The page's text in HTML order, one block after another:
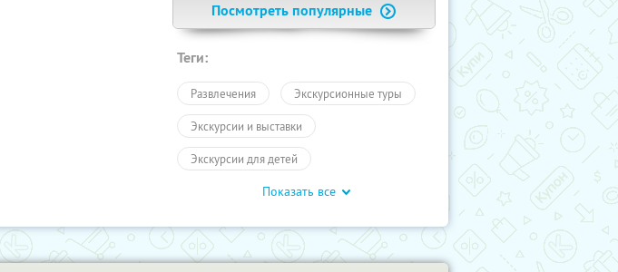
Посмотреть популярные
Теги:
Развлечения Экскурсионные туры
Экскурсии и выставки
Экскурсии для детей
Автобусные экскурсии
Пешие экскурсии Экскурсии
Золотое кольцо Туры
Показать все